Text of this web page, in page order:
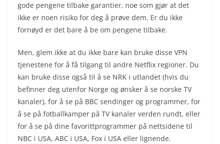
gode pengene tilbake garantier, noe som gjør at det
ikke er noen risiko for deg å prøve dem. Er du ikke
fornøyd er det bare å be om pengene tilbake.
Men, glem ikke at du ikke bare kan bruke disse VPN
tjenestene for å få tilgang til andre Netflix regioner. Du
kan bruke disse også til å se NRK i utlandet (hvis du
befinner deg utenfor Norge og ønsker å se norske TV
kanaler), for å se på BBC sendinger og programmer, for
å se på fotballkamper på TV kanaler verden rundt, eller
for å se på dine favorittprogrammer på nettsidene til
NBC i USA, ABC i USA, Fox i USA eller lignende.